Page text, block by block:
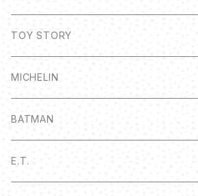
TOY STORY
MICHELIN
BATMAN
E.T.